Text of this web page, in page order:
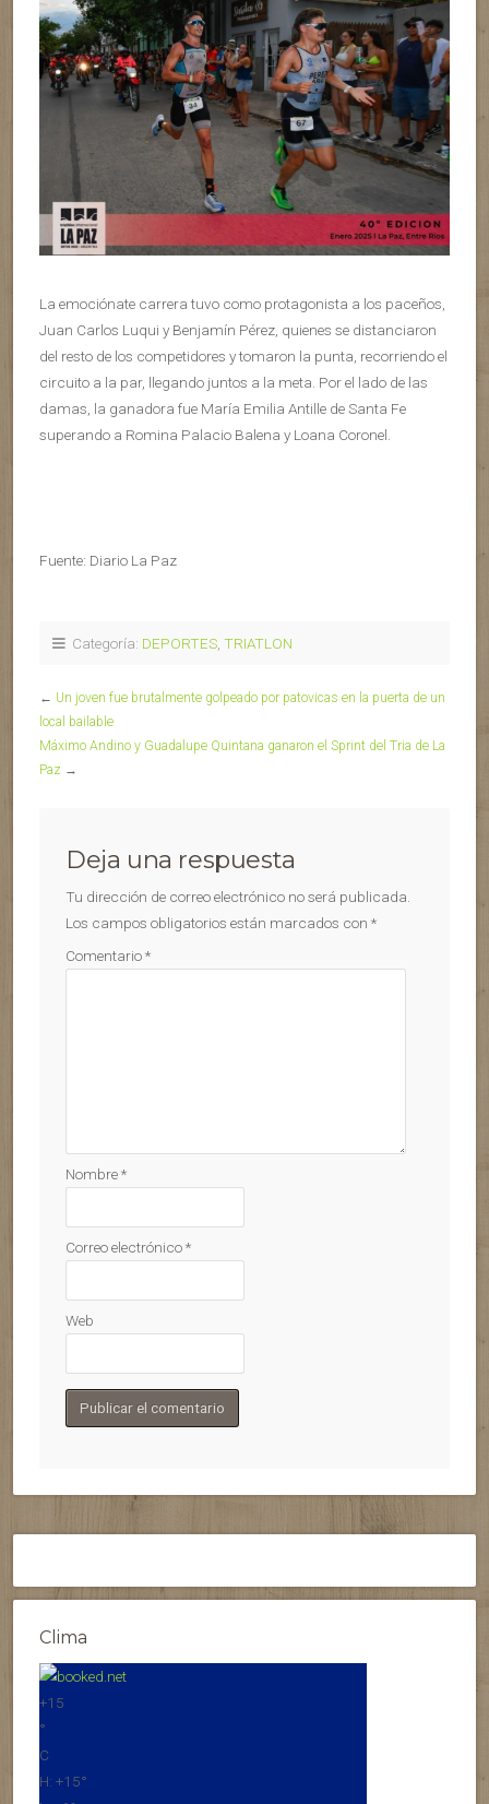
La emociónate carrera tuvo como protagonista a los paceños,
Juan Carlos Luqui y Benjamín Pérez, quienes se distanciaron
del resto de los competidores y tomaron la punta, recorriendo el
circuito a la par, llegando juntos a la meta. Por el lado de las
damas, la ganadora fue María Emilia Antille de Santa Fe
superando a Romina Palacio Balena y Loana Coronel.
Fuente: Diario La Paz
Categoría: DEPORTES TRIATLON
← Un joven fue brutalmente golpeado por patovicas en la puerta de un
local bailable
Máximo Andino y Guadalupe Quintana ganaron el Sprint del Tria de La
Paz →
Deja una respuesta
Tu dirección de correo electrónico no será publicada.
Los campos obligatorios están marcados con *
Comentario*
Nombre*
Correo electrónico*
Web
Clima
+15
°
C
H: +15°